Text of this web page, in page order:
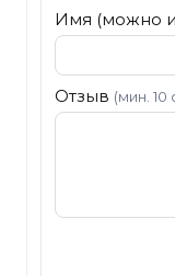
Имя (можно
Отзыв (мин. 10